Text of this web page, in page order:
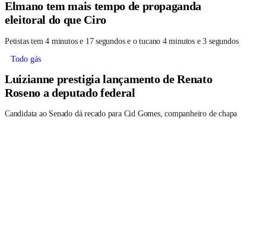
Elmano tem mais tempo de propaganda
eleitoral do que Ciro
Petistas tem 4 minutos e 17 segundos e o tucano 4 minutos e 3 segundos
Todo gás
Luizianne prestigia lançamento de Renato
Roseno a deputado federal
Candidata ao Senado dá recado para Cid Gomes, companheiro de chapa